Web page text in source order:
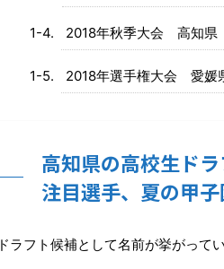
2018年秋季大会 高知県
2018年選手権大会 愛媛
高知県の高校生ド
注目選手、夏の甲
ドラフト候補として名前が挙がって